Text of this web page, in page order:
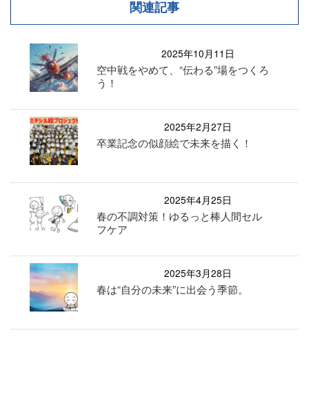
関連記事
2025年10月11日
空中戦をやめて、“伝わる”場をつくろ
う！
2025年2月27日
卒業記念の似顔絵で未来を描く！
2025年4月25日
春の不調対策！ゆるっと棒人間セル
フケア
2025年3月28日
春は“自分の未来”に出会う季節。